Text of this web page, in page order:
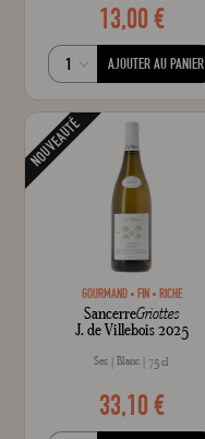
13,00 €
AJOUTER AU PANIER
NOUVEAUTÉ
GOURMAND FIN RICHE
SancerreGriottes
J. de Villebois 2025
Sec Blanc 75 cl
33,10 €